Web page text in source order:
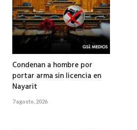
Condenan a hombre por
portar arma sin licencia en
Nayarit
7 agosto, 2026